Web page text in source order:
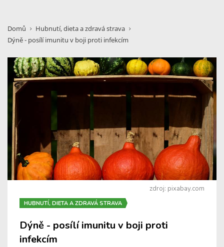
Domů
Hubnutí, dieta a zdravá strava
Dýně - posílí imunitu v boji proti infekcím
zdroj: pixabay.com
HUBNUTÍ, DIETA A ZDRAVÁ STRAVA
Dýně - posílí imunitu v boji proti
infekcím